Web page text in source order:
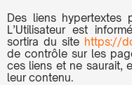
Des liens hypertextes
L’Utilisateur est
sortira du site https://
de contrôle sur les
ces liens et ne saurait,
leur contenu.